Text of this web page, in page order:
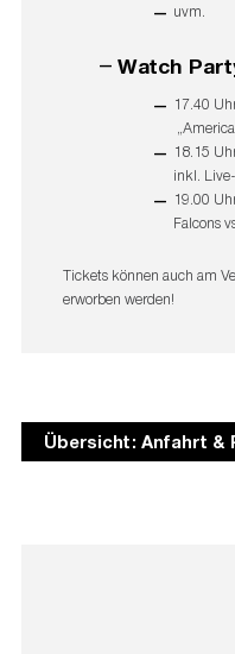
uvm.
Watch
17.40
18.15
inkl.
19.00
Falcons
Tickets können auch am
erworben werden!
Übersicht: Anfahrt &